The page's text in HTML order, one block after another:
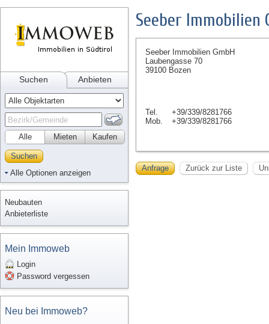
Suchen Anbieten
Alle Kaufen
Mieten
Suchen
Alle Optionen anzeigen
Neubauten
Anbieterliste
Mein Immoweb
Login
Password vergessen
Neu bei Immoweb?
Seeber Immobilien
Seeber Immobilien GmbH
Laubengasse 70
39100 Bozen
Tel.
+39/339/8281766
Mob.
+39/339/8281766
Anfrage Zurück zur Liste